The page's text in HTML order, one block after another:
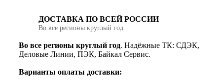
ДОСТАВКА ПО ВСЕЙ РОССИИ
Во все регионы круглый год
Во все регионы круглый год. Надёжные ТК: СДЭК,
Деловые Линии, ПЭК, Байкал Сервис.
Варианты оплаты доставки: